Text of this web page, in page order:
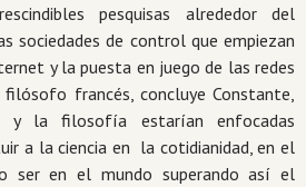
pesquisas alrededor del
sociedades de control que empiezan
y la puesta en juego de las redes
francés, concluye Constante,
la filosofía estarían enfocadas
a la ciencia en la cotidianidad, en el
ser en el mundo superando así el